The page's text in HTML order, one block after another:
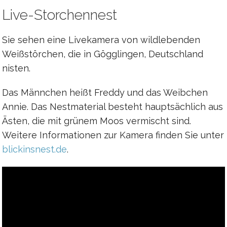
Live-Storchennest
Sie sehen eine Livekamera von wildlebenden
Weißstörchen, die in Gögglingen, Deutschland
nisten.
Das Männchen heißt Freddy und das Weibchen
Annie. Das Nestmaterial besteht hauptsächlich aus
Ästen, die mit grünem Moos vermischt sind.
Weitere Informationen zur Kamera finden Sie unter
blickinsnest.de.